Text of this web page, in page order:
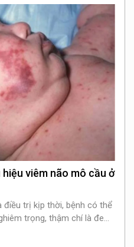
viêm não mô cầu ở
điều trị kịp thời, bệnh có thể
trọng, thậm chí là đe
hiệu viêm não mô cầu ở trẻ